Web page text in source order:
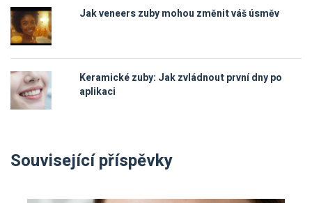
Jak veneers zuby mohou změnit váš úsměv
Keramické zuby: Jak zvládnout první dny po
aplikaci
Související příspěvky